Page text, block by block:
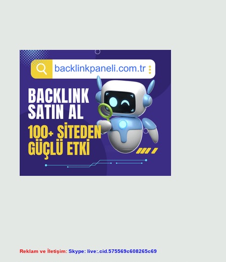
Reklam ve İletişim: Skype: live:.cid.575569c608265c69